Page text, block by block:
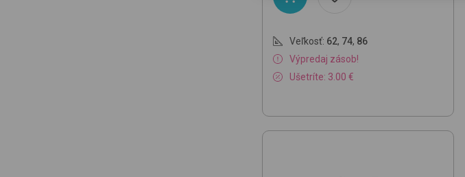
Veľkosť: 62, 74, 86
Výpredaj zásob!
Ušetríte: 3.00 €